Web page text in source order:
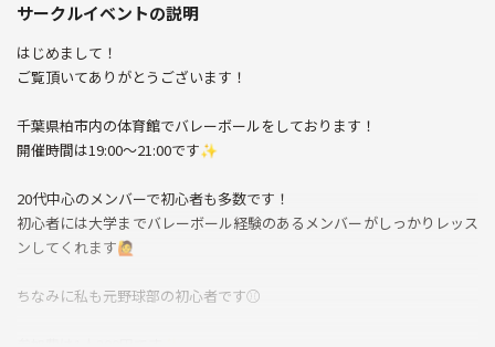
サークルイベントの説明
はじめまして！
ご覧頂いてありがとうございます！
千葉県柏市内の体育館でバレーボールをしております！
開催時間は19:00～21:00です✨
20代中心のメンバーで初心者も多数です！
初心者には大学までバレーボール経験のあるメンバーがしっかりレッス
ンしてくれます🙋
ちなみに私も元野球部の初心者です⚾